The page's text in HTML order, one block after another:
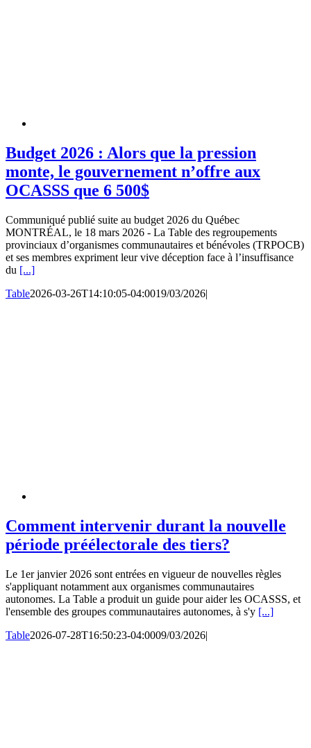
Budget 2026 : Alors que la pression
monte, le gouvernement n’offre aux
OCASSS que 6 500$
Communiqué publié suite au budget 2026 du Québec
MONTRÉAL, le 18 mars 2026 - La Table des regroupements
provinciaux d’organismes communautaires et bénévoles (TRPOCB)
et ses membres expriment leur vive déception face à l’insuffisance
du [...]
Table2026-03-26T14:10:05-04:0019/03/2026|
Comment intervenir durant la nouvelle
période préélectorale des tiers?
Le 1er janvier 2026 sont entrées en vigueur de nouvelles règles
s'appliquant notamment aux organismes communautaires
autonomes. La Table a produit un guide pour aider les OCASSS, et
l'ensemble des groupes communautaires autonomes, à s'y [...]
Table2026-07-28T16:50:23-04:0009/03/2026|